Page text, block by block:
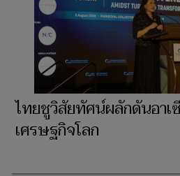
ไทยชูวิสัยทัศน์ผลักดันอา
เศรษฐกิจโลก